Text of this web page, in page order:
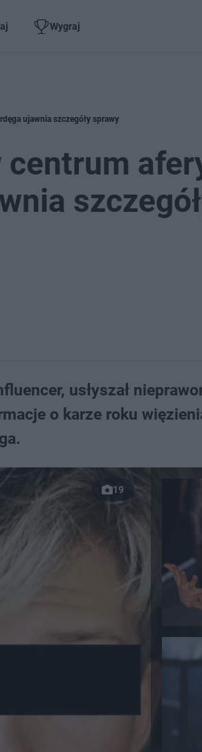
Wygraj
ujawnia szczegóły sprawy
centrum
usłyszał
o karze roku
19